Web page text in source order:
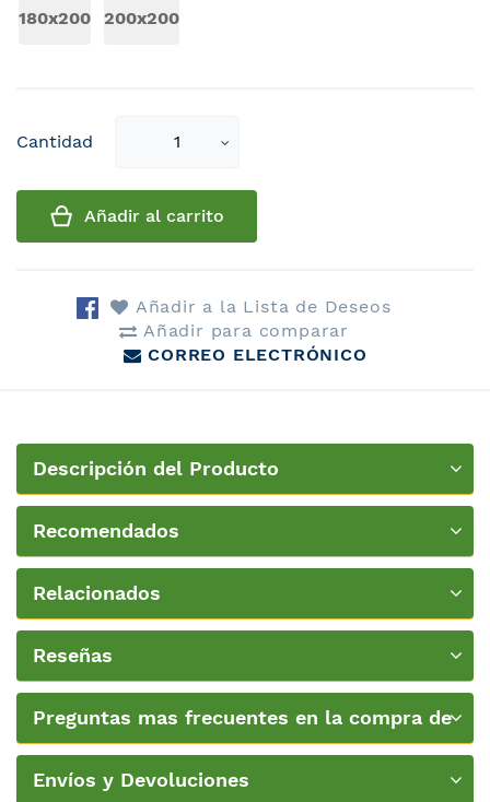
180x200 200x200
Cantidad
Select
Añadir al carrito
Añadir a la Lista de Deseos
Añadir para comparar
CORREO ELECTRÓNICO
Descripción del Producto
Recomendados
Relacionados
Reseñas
Preguntas mas frecuentes en la compra de
Envíos y Devoluciones